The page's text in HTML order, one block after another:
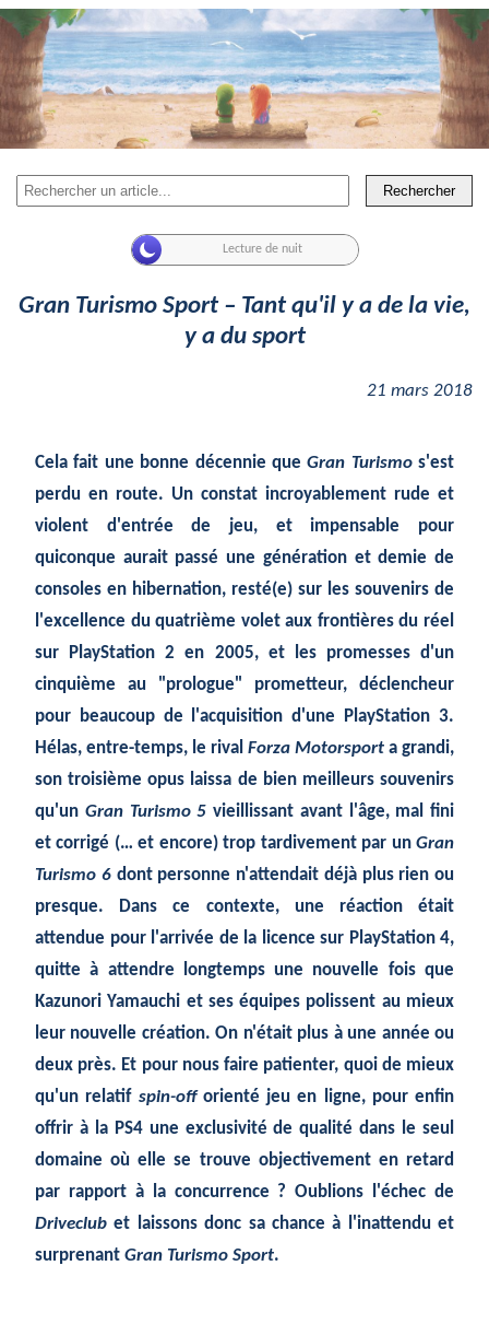
Rechercher
Gran Turismo Sport – Tant qu'il y a de la vie,
y a du sport
21 mars 2018
Cela fait une bonne décennie queGran Turismos'est
perdu en route. Un constat incroyablement rude et
violent d'entrée de jeu, et impensable pour
quiconque aurait passé une génération et demie de
consoles en hibernation, resté(e) sur les souvenirs de
l'excellence du quatrième volet aux frontières du réel
sur PlayStation 2 en 2005, et les promesses d'un
cinquième au "prologue" prometteur, déclencheur
pour beaucoup de l'acquisition d'une PlayStation 3.
Hélas, entre-temps, le rival Forza Motorsport a grandi,
son troisième opus laissa de bien meilleurs souvenirs
qu'un Gran Turismo 5 vieillissant avant l'âge, mal fini
et corrigé (… et encore) trop tardivement par un Gran
Turismo 6dont personne n'attendait déjà plus rien ou
presque. Dans ce contexte, une réaction était
attendue pour l'arrivée de la licence sur PlayStation 4,
quitte à attendre longtemps une nouvelle fois que
Kazunori Yamauchi et ses équipes polissent au mieux
leur nouvelle création. On n'était plus à une année ou
deux près. Et pour nous faire patienter, quoi de mieux
qu'un relatif spin-offorienté jeu en ligne, pour enfin
offrir à la PS4 une exclusivité de qualité dans le seul
domaine où elle se trouve objectivement en retard
par rapport à la concurrence ? Oublions l'échec de
Driveclub et laissons donc sa chance à l'inattendu et
surprenant Gran Turismo Sport.